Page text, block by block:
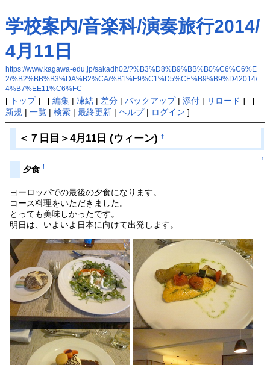
学校案内/音楽科/演奏旅行2014/
4月11日
https://www.kagawa-edu.jp/sakadh02/?%B3%D8%B9%BB%B0%C6%C6%E
2/%B2%BB%B3%DA%B2%CA/%B1%E9%C1%D5%CE%B9%B9%D42014/
4%B7%EE11%C6%FC
[ トップ] [ 編集| 凍結| 差分| バックアップ| 添付| リロード ] [
新規 | 一覧| 検索| 最終更新| ヘルプ| ログイン ]
＜７日目＞4月11日 (ウィーン)†
↑
夕食†
ヨーロッパでの最後の夕食になります。
コース料理をいただきました。
とっても美味しかったです。
明日は、いよいよ日本に向けて出発します。